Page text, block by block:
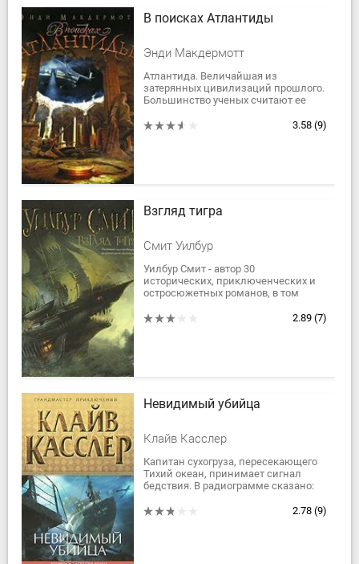
В поисках Атлантиды
Энди Макдермотт
Атлантида. Величайшая из
затерянных цивилизаций прошлого.
Большинство ученых считают ее
археолог Нина Уайлд
3.58 (9)
Взгляд тигра
Смит Уилбур
Уилбур Смит - автор 30
исторических, приключенческих и
остросюжетных романов, в том
свитка". Его книги переведены на 27
2.89 (7)
Невидимый убийца
Клайв Касслер
Капитан сухогруза, пересекающего
Тихий океан, принимает сигнал
бедствия. В радиограмме сказано:
Прибыв на место, моряки
2.78 (9)